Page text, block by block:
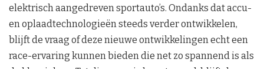
elektrisch aangedreven sportauto’s. Ondanks dat accu-
en oplaadtechnologieën steeds verder ontwikkelen,
blijft de vraag of deze nieuwe ontwikkelingen echt een
race-ervaring kunnen bieden die net zo spannend is als